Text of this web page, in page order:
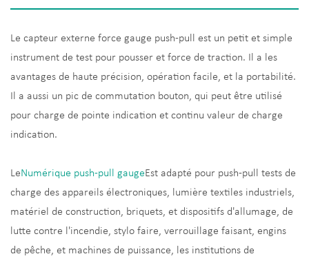
Le capteur externe force gauge push-pull est un petit et simple
instrument de test pour pousser et force de traction. Il a les
avantages de haute précision, opération facile, et la portabilité.
Il a aussi un pic de commutation bouton, qui peut être utilisé
pour charge de pointe indication et continu valeur de charge
indication.
LeNumérique push-pull gaugeEst adapté pour push-pull tests de
charge des appareils électroniques, lumière textiles industriels,
matériel de construction, briquets, et dispositifs d'allumage, de
lutte contre l'incendie, stylo faire, verrouillage faisant, engins
de pêche, et machines de puissance, les institutions de